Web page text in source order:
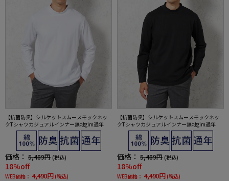
【抗菌防臭】シルケットスムースモックネッ
クTシャツカジュアルインナー無地gim通年
価格： 5,489円 (税込)
18%off
WEB価格： 4,490円 (税込)
【抗菌防臭】シルケットスムースモックネッ
クTシャツカジュアルインナー無地gim通年
価格： 5,489円 (税込)
18%off
WEB価格： 4,490円 (税込)